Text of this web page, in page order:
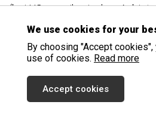
(bei US-amerikanischen
gespeichert. Da der Plug-in-
Datenerhebung insbesondere
empfehlen wir Ihnen, vor dem
ausgegrauten Kasten über die
Sicherheitseinstellungen Ihres
We use cookies for your
By choosing "Accept
use of cookies. Read more
Accept cookies